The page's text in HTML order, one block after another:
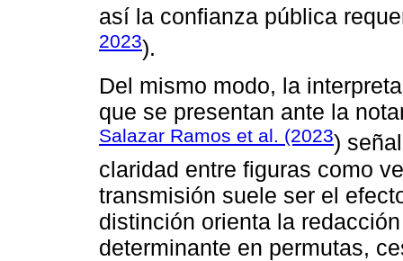
así la confianza pública
2023).
Del mismo modo, la
que se presentan ante la
Salazar Ramos et al. (2023)
claridad entre figuras como
transmisión suele ser el
distinción orienta la
determinante en permutas,